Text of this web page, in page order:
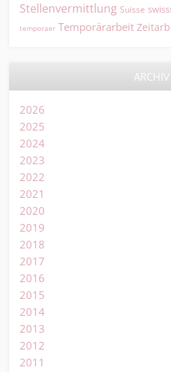
Stellenvermittlung Suisse
temporaer Temporärarbeit
ARCHIV
2026
2025
2024
2023
2022
2021
2020
2019
2018
2017
2016
2015
2014
2013
2012
2011